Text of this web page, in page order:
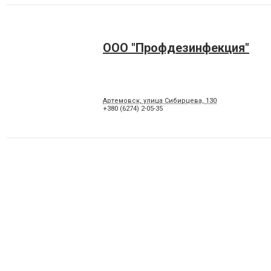
ООО "Профдезинфекция"
Артемовск, улица Сибирцева, 130
+380 (6274) 2-05-35